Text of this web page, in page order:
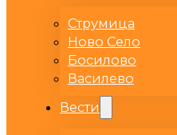
Струмица
Ново Село
Босилово
Василево
Вести